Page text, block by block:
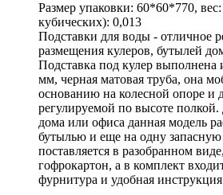
Размер упаковки: 60*60*770,
кубических): 0,013
Подставки для воды - отличное
размещения кулеров, бутылей
Подставка под кулер
мм, черная матовая труба, она
основанию на колесной опоре и
регулируемой по высоте
дома или офиса данная модель
бутылью и еще на одну запасную
поставляется в разобранном
гофрокартон, а в комплект
фурнитура и удобная